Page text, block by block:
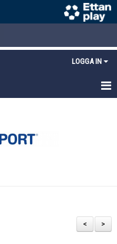
LOGGA IN
>
<